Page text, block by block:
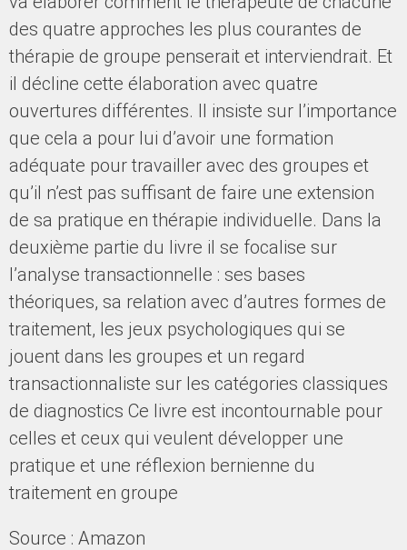
des quatre approches les plus courantes de
thérapie de groupe penserait et interviendrait. Et
il décline cette élaboration avec quatre
ouvertures différentes. Il insiste sur l’importance
que cela a pour lui d’avoir une formation
adéquate pour travailler avec des groupes et
qu’il n’est pas suffisant de faire une extension
de sa pratique en thérapie individuelle. Dans la
deuxième partie du livre il se focalise sur
l’analyse transactionnelle : ses bases
théoriques, sa relation avec d’autres formes de
traitement, les jeux psychologiques qui se
jouent dans les groupes et un regard
transactionnaliste sur les catégories classiques
de diagnostics Ce livre est incontournable pour
celles et ceux qui veulent développer une
pratique et une réflexion bernienne du
traitement en groupe
Source : Amazon